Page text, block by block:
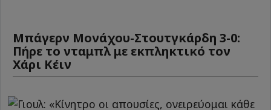
Μπάγερν Μονάχου-Στουτγκάρδη 3-0:
Πήρε το νταμπλ με εκπληκτικό τον
Χάρι Κέιν